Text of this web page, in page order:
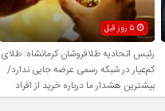
رئیس اتحادیه طلافروشان کرمانشاه: طلای
کم‌عیار در شبکه رسمی عرضه جایی ندارد/
بیشترین هشدار ما درباره خرید از افراد
فاقد صلاحیت است